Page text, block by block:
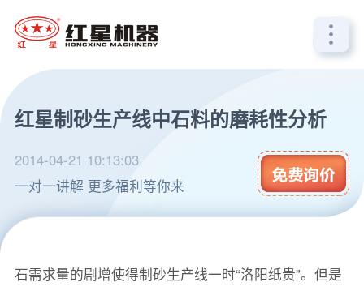
红星制砂生产线中石料的磨耗性分析
2014-04-21 10:13:03
一对一讲解 更多福利等你来
石需求量的剧增使得制砂生产线一时“洛阳纸贵”。但是